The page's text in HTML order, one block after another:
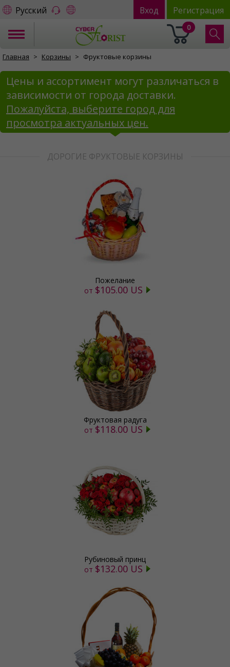
Русский Вход Регистрация
0
Главная Корзины Фруктовые корзины
Цены и ассортимент могут различаться в
зависимости от города доставки.
Пожалуйста, выберите город для
просмотра актуальных цен.
ДОРОГИЕ ФРУКТОВЫЕ КОРЗИНЫ
Пожелание
от $105.00 US
Фруктовая радуга
от $118.00 US
Рубиновый принц
от $132.00 US